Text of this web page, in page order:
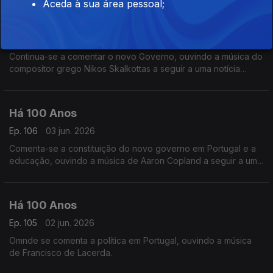
Continua-se a comentar o novo Governo, ouvindo a música do
compositor grego Nikos Skalkottas a seguir a uma notícia
Há 100 Anos
Ep. 106
03 jun. 2026
Comenta-se a constituição do novo governo em Portugal e a
educação, ouvindo a música de Aaron Copland a seguir a uma
Há 100 Anos
Ep. 105
02 jun. 2026
Omnde se comenta a política em Portugal, ouvindo a música
de Francisco de Lacerda.
Aceda à sua área pessoal;